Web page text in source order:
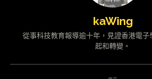
kaWing
從事科技教育報導逾十年，見證香港電子
起和轉變。